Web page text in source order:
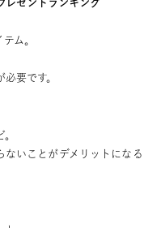
レゼントランキング
ム。
要です。
ないことがデメリットになる